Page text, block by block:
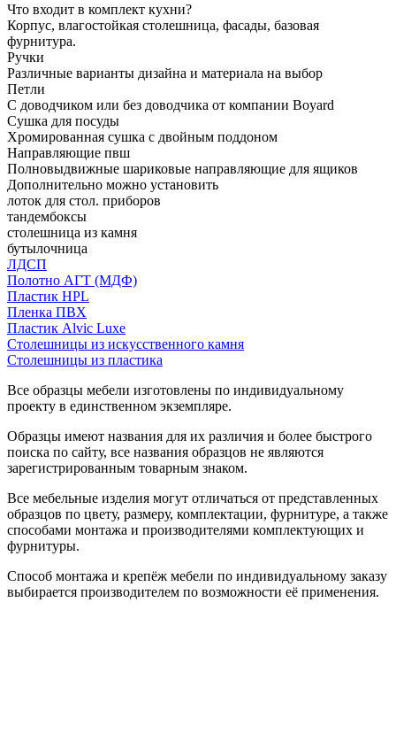
Что входит в комплект кухни?
Корпус, влагостойкая столешница, фасады, базовая
фурнитура.
Ручки
Различные варианты дизайна и материала на выбор
Петли
С доводчиком или без доводчика от компании Boyard
Сушка для посуды
Хромированная сушка с двойным поддоном
Направляющие пвш
Полновыдвижные шариковые направляющие для ящиков
Дополнительно можно установить
лоток для стол. приборов
тандембоксы
столешница из камня
бутылочница
ЛДСП
Полотно АГТ (МДФ)
Пластик HPL
Пленка ПВХ
Пластик Alvic Luxe
Столешницы из искусственного камня
Столешницы из пластика
Все образцы мебели изготовлены по индивидуальному
проекту в единственном экземпляре.
Образцы имеют названия для их различия и более быстрого
поиска по сайту, все названия образцов не являются
зарегистрированным товарным знаком.
Все мебельные изделия могут отличаться от представленных
образцов по цвету, размеру, комплектации, фурнитуре, а также
способами монтажа и производителями комплектующих и
фурнитуры.
Способ монтажа и крепёж мебели по индивидуальному заказу
выбирается производителем по возможности её применения.